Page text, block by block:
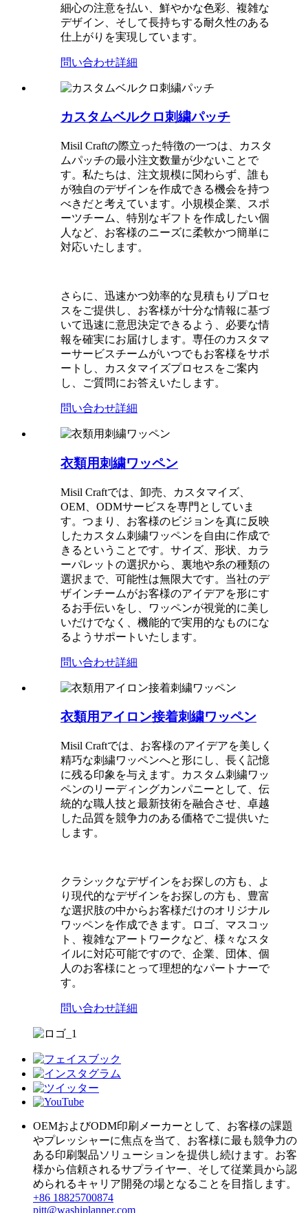
細心の注意を払い、鮮やかな色彩、複雑な
デザイン、そして長持ちする耐久性のある
仕上がりを実現しています。
問い合わせ詳細
カスタムベルクロ刺繍パッチ
Misil Craftの際立った特徴の一つは、カスタ
ムパッチの最小注文数量が少ないことで
す。私たちは、注文規模に関わらず、誰も
が独自のデザインを作成できる機会を持つ
べきだと考えています。小規模企業、スポ
ーツチーム、特別なギフトを作成したい個
人など、お客様のニーズに柔軟かつ簡単に
対応いたします。
さらに、迅速かつ効率的な見積もりプロセ
スをご提供し、お客様が十分な情報に基づ
いて迅速に意思決定できるよう、必要な情
報を確実にお届けします。専任のカスタマ
ーサービスチームがいつでもお客様をサポ​​
ートし、カスタマイズプロセスをご案内
し、ご質問にお答えいたします。
問い合わせ詳細
衣類用刺繍ワッペン
Misil Craftでは、卸売、カスタマイズ、
OEM、ODMサービスを専門としていま
す。つまり、お客様のビジョンを真に反映
したカスタム刺繍ワッペンを自由に作成で
きるということです。サイズ、形状、カラ
ーパレットの選択から、裏地や糸の種類の
選択まで、可能性は無限大です。当社のデ
ザインチームがお客様のアイデアを形にす
るお手伝いをし、ワッペンが視覚的に美し
いだけでなく、機能的で実用的なものにな
るようサポートいたします。
問い合わせ詳細
衣類用アイロン接着刺繍ワッペン
Misil Craftでは、お客様のアイデアを美しく
精巧な刺繍ワッペンへと形にし、長く記憶
に残る印象を与えます。カスタム刺繍ワッ
ペンのリーディングカンパニーとして、伝
統的な職人技と最新技術を融合させ、卓越
した品質を競争力のある価格でご提供いた
します。
クラシックなデザインをお探しの方も、よ
り現代的なデザインをお探しの方も、豊富
な選択肢の中からお客様だけのオリジナル
ワッペンを作成できます。ロゴ、マスコッ
ト、複雑なアートワークなど、様々なスタ
イルに対応可能ですので、企業、団体、個
人のお客様にとって理想的なパートナーで
す。
問い合わせ詳細
OEMおよびODM印刷メーカーとして、お客様の課題
やプレッシャーに焦点を当て、お客様に最も競争力の
ある印刷製品ソリューションを提供し続けます。お客
様から信頼されるサプライヤー、そして従業員から認
められるキャリア開発の場となることを目指します。
+86 18825700874
pitt@washiplanner.com